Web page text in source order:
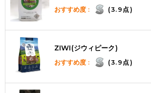
おすすめ度 : (3.9点)
ZIWI(ジウィピーク)
おすすめ度 : (3.9点)